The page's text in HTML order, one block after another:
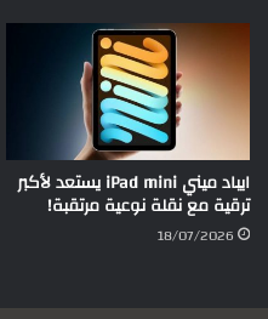
ايباد ميني iPad mini يستعد لأكبر
ترقية مع نقلة نوعية مرتقبة!
18/07/2026